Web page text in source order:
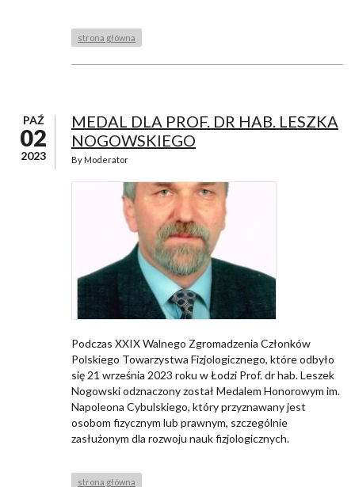
strona główna
PAŹ
02
2023
MEDAL DLA PROF. DR HAB. LESZKA
NOGOWSKIEGO
By Moderator
Podczas XXIX Walnego Zgromadzenia Członków
Polskiego Towarzystwa Fizjologicznego, które odbyło
się 21 września 2023 roku w Łodzi Prof. dr hab. Leszek
Nogowski odznaczony został Medalem Honorowym im.
Napoleona Cybulskiego, który przyznawany jest
osobom fizycznym lub prawnym, szczególnie
zasłużonym dla rozwoju nauk fizjologicznych.
strona główna